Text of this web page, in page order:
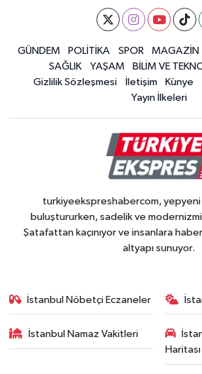
GÜNDEM POLİTİKA SPOR MAGAZİN
SAĞLIK
YAŞAM BİLİM VE
Gizlilik Sözleşmesi
İletişim Künye
Yayın İlkeleri
turkiyeekspreshabercom, yepyeni
buluştururken, sadelik ve
Şatafattan kaçınıyor ve insanlara
altyapı sunuyor.
İstanbul Nöbetçi Eczaneler
İstanbul Namaz Vakitleri
Haritası